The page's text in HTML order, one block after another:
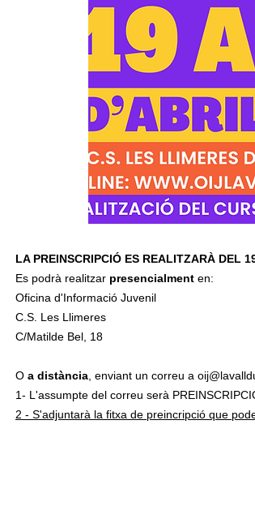
LA PREINSCRIPCIÓ ES REALITZARÀ DEL
Es podrà realitzar presencialment en:
Oficina d'Informació Juvenil
C.S. Les Llimeres
C/Matilde Bel, 18
O a distància , enviant un correu a
1- L'assumpte del correu serà
2 - S'adjuntarà la fitxa de preincripció que